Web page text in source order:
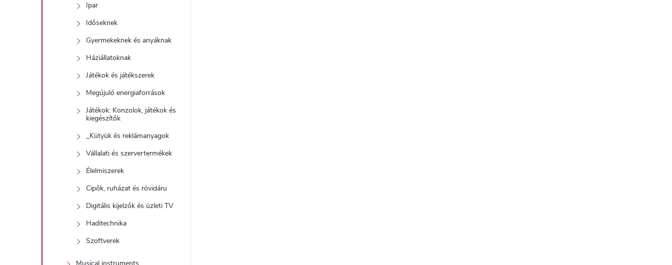
Ipar
Időseknek
Gyermekeknek és anyáknak
Háziállatoknak
Játékok és játékszerek
Megújuló energiaforrások
Játékok: Konzolok, játékok és
kiegészítők
_Kütyük és reklámanyagok
Vállalati és szervertermékek
Élelmiszerek
Cipők, ruházat és rövidáru
Digitális kijelzők és üzleti TV
Haditechnika
Szoftverek